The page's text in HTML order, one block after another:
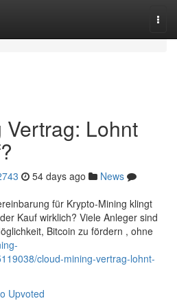
Lohnt
54 days ago
News
für Krypto-Mining klingt
Kauf wirklich? Viele Anleger sind
Bitcoin zu fördern , ohne
cloud-mining-vertrag-lohnt-
Upvoted